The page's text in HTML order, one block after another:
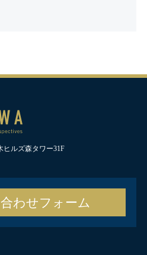
ヒルズ森タワー31F
わせフォーム